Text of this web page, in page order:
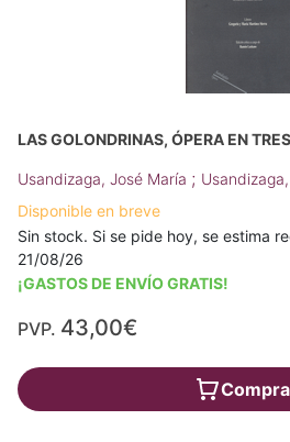
LAS GOLONDRINAS, ÓPERA EN
Usandizaga, José María ;
Disponible en breve
Sin stock. Si se pide hoy, se estima
21/08/26
¡GASTOS DE ENVÍO GRATIS!
PVP. 43,00€